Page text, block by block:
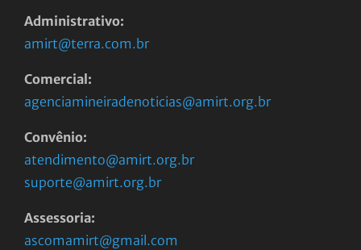
Administrativo:
amirt@terra.com.br
Comercial:
agenciamineiradenoticias@amirt.org.br
Convênio:
atendimento@amirt.org.br
suporte@amirt.org.br
Assessoria:
ascomamirt@gmail.com